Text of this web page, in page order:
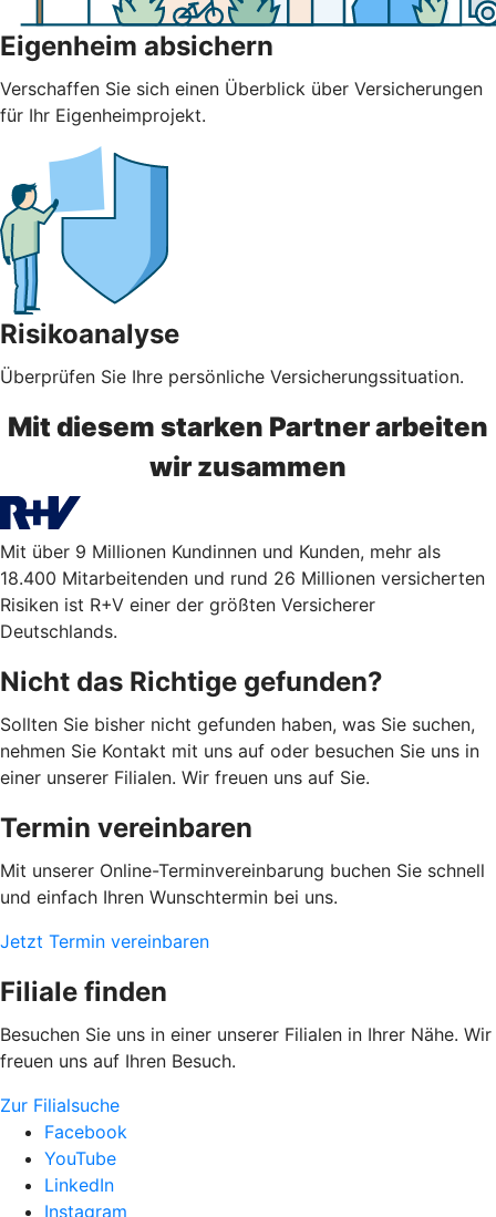
Eigenheim absichern
Verschaffen Sie sich einen Überblick über Versicherungen
für Ihr Eigenheimprojekt.
Risikoanalyse
Überprüfen Sie Ihre persönliche Versicherungssituation.
Mit diesem starken Partner arbeiten
wir zusammen
Mit über 9 Millionen Kundinnen und Kunden, mehr als
18.400 Mitarbeitenden und rund 26 Millionen versicherten
Risiken ist R+V einer der größten Versicherer
Deutschlands.
Nicht das Richtige gefunden?
Sollten Sie bisher nicht gefunden haben, was Sie suchen,
nehmen Sie Kontakt mit uns auf oder besuchen Sie uns in
einer unserer Filialen. Wir freuen uns auf Sie.
Termin vereinbaren
Mit unserer Online-Terminvereinbarung buchen Sie schnell
und einfach Ihren Wunschtermin bei uns.
Jetzt Termin vereinbaren
Filiale finden
Besuchen Sie uns in einer unserer Filialen in Ihrer Nähe. Wir
freuen uns auf Ihren Besuch.
Zur Filialsuche
Facebook
YouTube
LinkedIn
Instagram